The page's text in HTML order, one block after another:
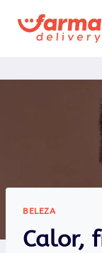
para
BELEZA
Calor,